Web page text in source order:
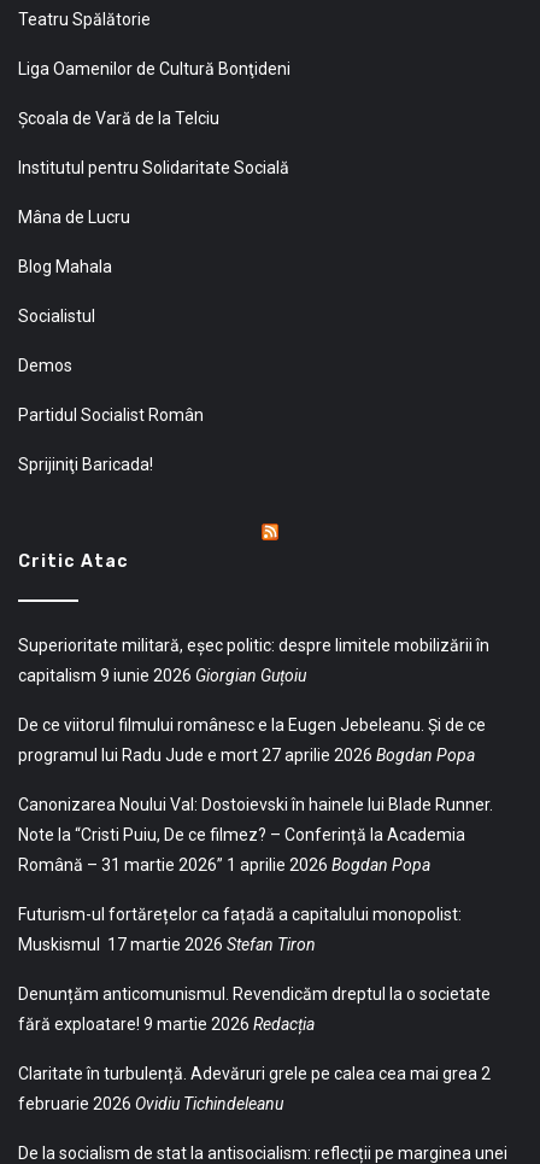
Teatru Spălătorie
Liga Oamenilor de Cultură Bonţideni
Şcoala de Vară de la Telciu
Institutul pentru Solidaritate Socială
Mâna de Lucru
Blog Mahala
Socialistul
Demos
Partidul Socialist Român
Sprijiniţi Baricada!
Critic Atac
Superioritate militară, eșec politic: despre limitele mobilizării în
capitalism 9 iunie 2026 Giorgian Guțoiu
De ce viitorul filmului românesc e la Eugen Jebeleanu. Și de ce
programul lui Radu Jude e mort27 aprilie 2026 Bogdan Popa
Canonizarea Noului Val: Dostoievski în hainele lui Blade Runner.
Note la “Cristi Puiu, De ce filmez? – Conferință la Academia
Română – 31 martie 2026” 1 aprilie 2026 Bogdan Popa
Futurism-ul fortărețelor ca fațadă a capitalului monopolist:
Muskismul 17 martie 2026 Stefan Tiron
Denunțăm anticomunismul. Revendicăm dreptul la o societate
fără exploatare! 9 martie 2026 Redacția
Claritate în turbulență. Adevăruri grele pe calea cea mai grea 2
februarie 2026 Ovidiu Tichindeleanu
De la socialism de stat la antisocialism: reflecții pe marginea unei